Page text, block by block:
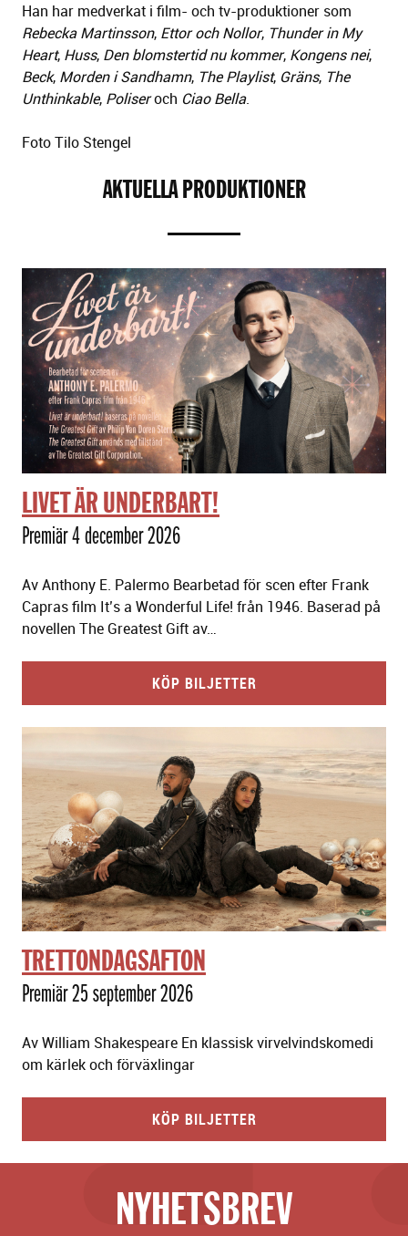
Han har medverkat i film- och tv-produktioner som
Rebecka Martinsson, Ettor och Nollor, Thunder in My
Heart, Huss, Den blomstertid nu kommer, Kongens nei,
Beck, Morden i Sandhamn, The Playlist, Gräns, The
Unthinkable, Poliseroch Ciao Bella.
Foto Tilo Stengel
AKTUELLA PRODUKTIONER
LIVET ÄR UNDERBART!
Premiär 4 december 2026
Av Anthony E. Palermo Bearbetad för scen efter Frank
Capras film It’s a Wonderful Life! från 1946. Baserad på
novellen The Greatest Gift av…
KÖP BILJETTER
TRETTONDAGSAFTON
Premiär 25 september 2026
Av William Shakespeare En klassisk virvelvindskomedi
om kärlek och förväxlingar
KÖP BILJETTER
NYHETSBREV